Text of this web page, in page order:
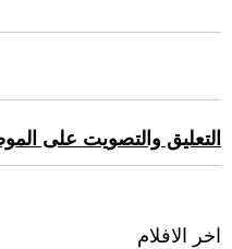
التعليق والتصويت على
اخر الافلام